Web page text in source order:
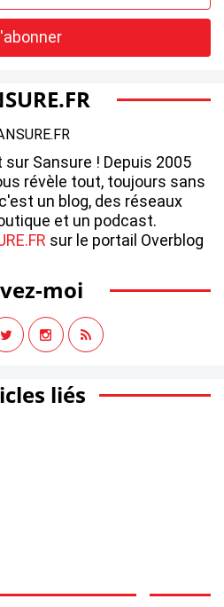
sur Sansure ! Depuis 2005
révèle tout, toujours sans
un blog, des réseaux
et un podcast.
sur le portail Overblog
moi
liés